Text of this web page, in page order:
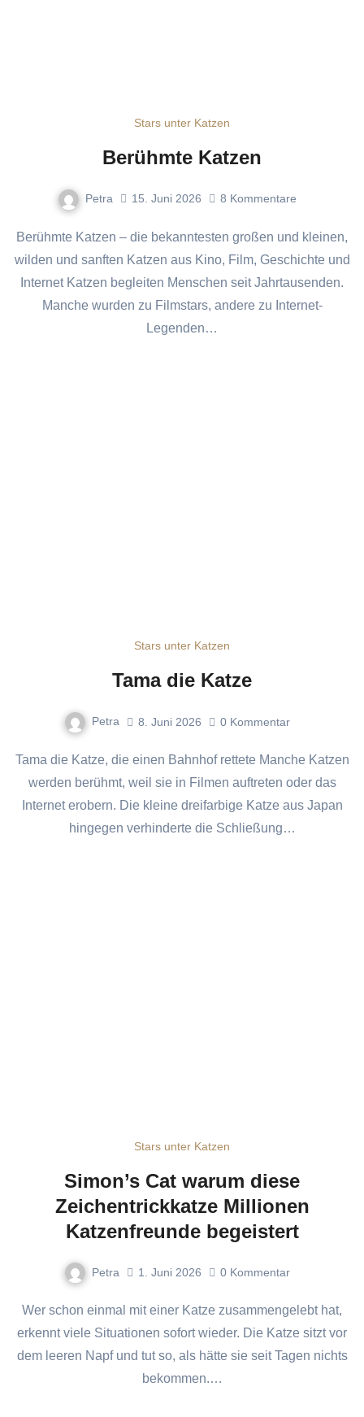
Stars unter Katzen
Berühmte Katzen
Petra 15. Juni 2026 8 Kommentare
Berühmte Katzen – die bekanntesten großen und kleinen,
wilden und sanften Katzen aus Kino, Film, Geschichte und
Internet Katzen begleiten Menschen seit Jahrtausenden.
Manche wurden zu Filmstars, andere zu Internet-
Legenden…
Stars unter Katzen
Tama die Katze
Petra 8. Juni 2026 0 Kommentar
Tama die Katze, die einen Bahnhof rettete Manche Katzen
werden berühmt, weil sie in Filmen auftreten oder das
Internet erobern. Die kleine dreifarbige Katze aus Japan
hingegen verhinderte die Schließung…
Stars unter Katzen
Simon’s Cat warum diese
Zeichentrickkatze Millionen
Katzenfreunde begeistert
Petra 1. Juni 2026 0 Kommentar
Wer schon einmal mit einer Katze zusammengelebt hat,
erkennt viele Situationen sofort wieder. Die Katze sitzt vor
dem leeren Napf und tut so, als hätte sie seit Tagen nichts
bekommen.…